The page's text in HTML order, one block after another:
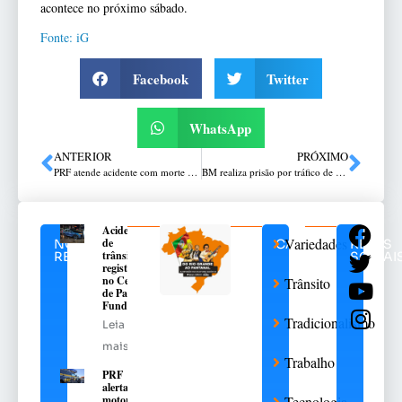
acontece no próximo sábado.
Fonte: iG
Facebook Twitter
WhatsApp
ANTERIOR
PRF atende acidente com morte em Seberi
PRÓXIMO
BM realiza prisão por tráfico de drogas em Carazinho
NOTÍCIAS
RELACIONADAS
Acidente
de
trânsito
registrado
no Centro
de Passo
Fundo
Leia
mais
PRF
alerta
CATEGORIAS
Variedades
Trânsito
Tradicionalismo
Trabalho
REDES